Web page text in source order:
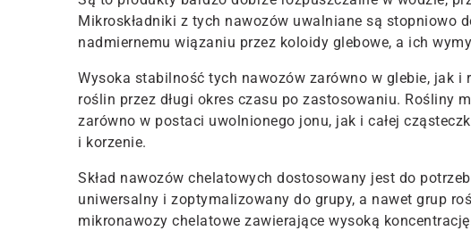
Mikroskładniki z tych nawozów uwalniane są stopniowo
nadmiernemu wiązaniu przez koloidy glebowe, a ich
Wysoka stabilność tych nawozów zarówno w glebie, jak
roślin przez długi okres czasu po zastosowaniu. Rośliny
zarówno w postaci uwolnionego jonu, jak i całej
i korzenie.
Skład nawozów chelatowych dostosowany jest do
uniwersalny i zoptymalizowany do grupy, a nawet grup
mikronawozy chelatowe zawierające wysoką